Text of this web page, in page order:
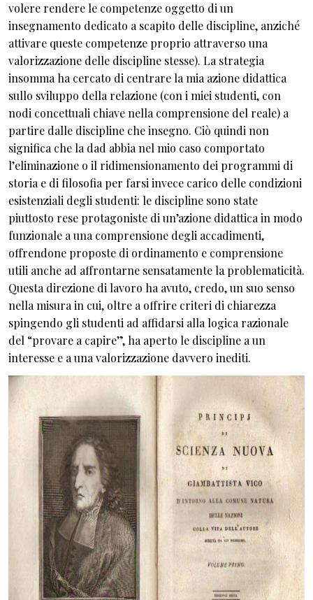
volere rendere le competenze oggetto di un
insegnamento dedicato a scapito delle discipline, anziché
attivare queste competenze proprio attraverso una
valorizzazione delle discipline stesse). La strategia
insomma ha cercato di centrare la mia azione didattica
sullo sviluppo della relazione (con i miei studenti, con
nodi concettuali chiave nella comprensione del reale) a
partire dalle discipline che insegno. Ciò quindi non
significa che la dad abbia nel mio caso comportato
l’eliminazione o il ridimensionamento dei programmi di
storia e di filosofia per farsi invece carico delle condizioni
esistenziali degli studenti: le discipline sono state
piuttosto rese protagoniste di un’azione didattica in modo
funzionale a una comprensione degli accadimenti,
offrendone proposte di ordinamento e comprensione
utili anche ad affrontarne sensatamente la problematicità.
Questa direzione di lavoro ha avuto, credo, un suo senso
nella misura in cui, oltre a offrire criteri di chiarezza
spingendo gli studenti ad affidarsi alla logica razionale
del “provare a capire”, ha aperto le discipline a un
interesse e a una valorizzazione davvero inediti.